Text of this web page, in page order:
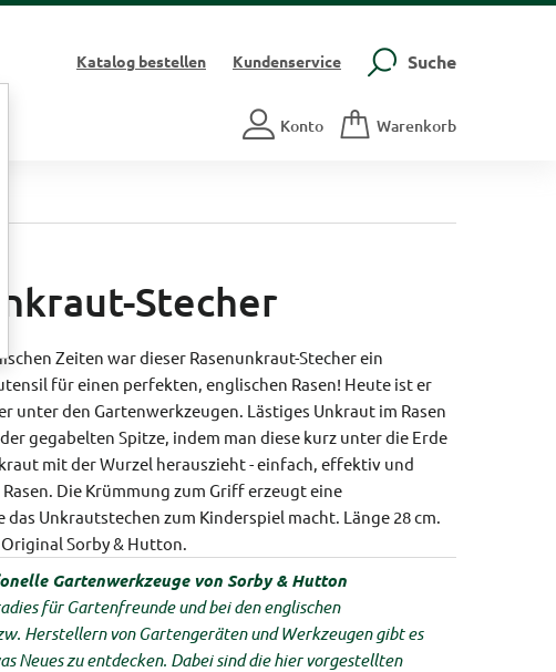
Katalogbestellen Kundenservice Suche
Konto Warenkorb
Stecher
Zeiten war dieser Rasenunkraut-Stecher ein
für einen perfekten, englischen Rasen! Heute ist er
unter den Gartenwerkzeugen. Lästiges Unkraut im Rasen
gegabelten Spitze, indem man diese kurz unter die Erde
mit der Wurzel herauszieht - einfach, effektiv und
Die Krümmung zum Griff erzeugt eine
das Unkrautstechen zum Kinderspiel macht. Länge 28 cm.
Original Sorby & Hutton.
Gartenwerkzeuge von Sorby & Hutton
für Gartenfreunde und bei den englischen
Herstellern von Gartengeräten und Werkzeugen gibt es
Neues zu entdecken. Dabei sind die hier vorgestellten